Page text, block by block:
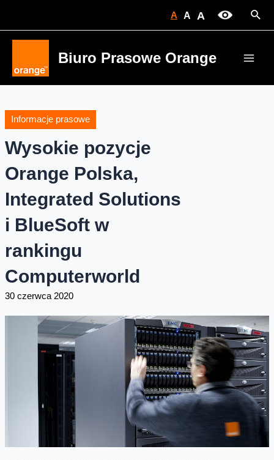
A A A
Biuro Prasowe Orange
Informacje prasowe
Wysokie pozycje
Orange Polska,
Integrated Solutions
i BlueSoft w
rankingu
Computerworld
30 czerwca 2020